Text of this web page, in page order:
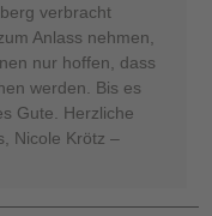
verbracht
Anlass nehmen,
nur hoffen, dass
werden. Bis es
Gute. Herzliche
Nicole Krötz –